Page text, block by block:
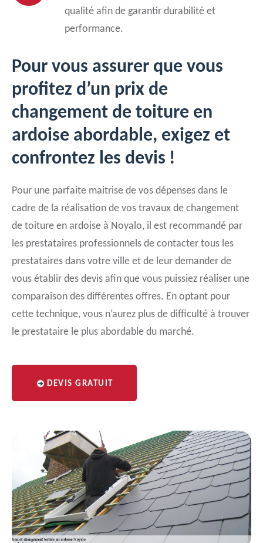
qualité afin de garantir durabilité et
performance.
Pour vous assurer que vous
profitez d’un prix de
changement de toiture en
ardoise abordable, exigez et
confrontez les devis !
Pour une parfaite maitrise de vos dépenses dans le
cadre de la réalisation de vos travaux de changement
de toiture en ardoise à Noyalo, il est recommandé par
les prestataires professionnels de contacter tous les
prestataires dans votre ville et de leur demander de
vous établir des devis afin que vous puissiez réaliser une
comparaison des différentes offres. En optant pour
cette technique, vous n’aurez plus de difficulté à trouver
le prestataire le plus abordable du marché.
DEVIS GRATUIT